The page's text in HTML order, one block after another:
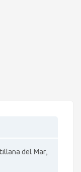
del Mar,